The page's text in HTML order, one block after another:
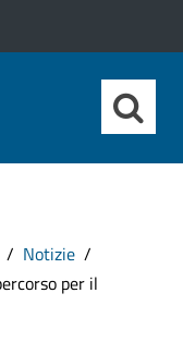
Notizie
per il